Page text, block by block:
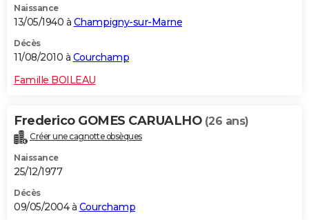
Naissance
13/05/1940 à Champigny-sur-Marne
Décès
11/08/2010 à Courchamp
Famille BOILEAU
Frederico GOMES CARUALHO (26 ans)
Créer une cagnotte obsèques
Naissance
25/12/1977
Décès
09/05/2004 à Courchamp